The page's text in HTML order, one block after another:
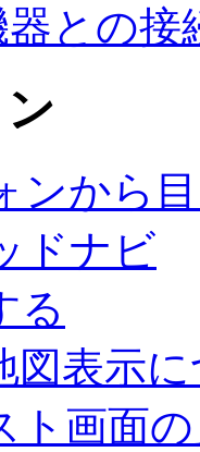
との接
ンから
ドナビ
る
図表示
ト画面